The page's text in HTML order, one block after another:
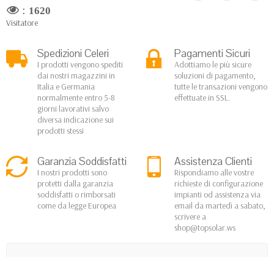
: 1620
Visitatore
Spedizioni Celeri
I prodotti vengono spediti
dai nostri magazzini in
Italia e Germania
normalmente entro 5-8
giorni lavorativi salvo
diversa indicazione sui
prodotti stessi
Pagamenti Sicuri
Adottiamo le più sicure
soluzioni di pagamento,
tutte le transazioni vengono
effettuate in SSL.
Garanzia Soddisfatti
I nostri prodotti sono
protetti dalla garanzia
soddisfatti o rimborsati
come da legge Europea
Assistenza Clienti
Rispondiamo alle vostre
richieste di configurazione
impianti od assistenza via
email da martedì a sabato,
scrivere a
shop@topsolar.ws